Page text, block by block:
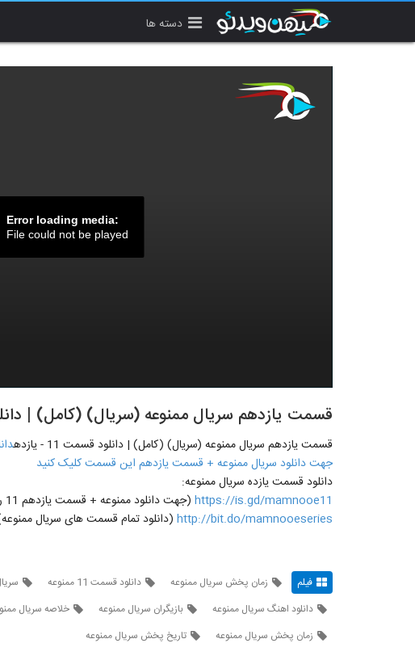
دسته ها
Error loading media:
File could not be played
قسمت یازدهم سریال ممنوعه (سریال) (کامل) | دانلود
قسمت یازدهم سریال ممنوعه (سریال) (کامل) | دانلود قسمت 11 - یازده
جهت دانلود سریال ممنوعه + قسمت یازدهم این قسمت کلیک کنید
دانلود قسمت یازده سریال ممنوعه:
https://is.gd/mamnooe11 (جهت دانلود ممنوعه + قسمت یازدهم 11 روی لینک مقابل کلیک کنید)
http://bit.do/mamnooeseries (دانلود تمام قسمت های سریال
فیلم زمان پخش سریال ممنوعه دانلود قسمت 11 ممنوعه
دانلود اهنگ سریال ممنوعه
بازیگران سریال ممنوعه خلاصه سریال
زمان پخش سریال ممنوعه
تاریخ پخش سریال ممنوعه